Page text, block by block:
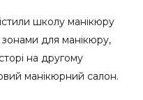
школу манікюру
для манікюру,
на другому
манікюрний салон.